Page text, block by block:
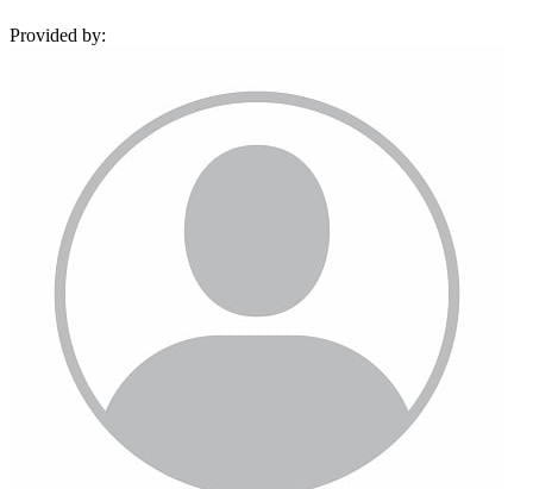
Provided by: